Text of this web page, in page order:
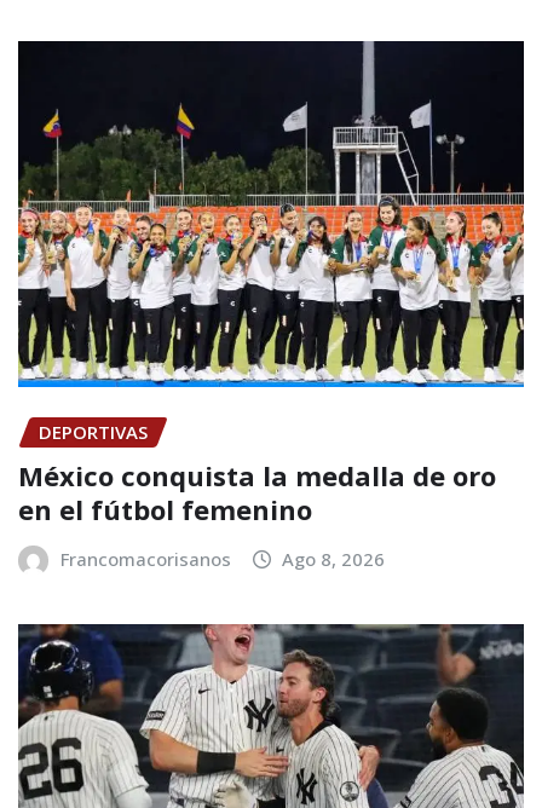
DEPORTIVAS
México conquista la medalla de oro
en el fútbol femenino
Francomacorisanos Ago 8, 2026